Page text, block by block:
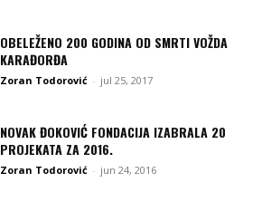
OBELEŽENO 200 GODINA OD SMRTI VOŽDA
KARAĐORĐA
Zoran Todorović - jul 25, 2017
NOVAK ĐOKOVIĆ FONDACIJA IZABRALA 20
PROJEKATA ZA 2016.
Zoran Todorović - jun 24, 2016